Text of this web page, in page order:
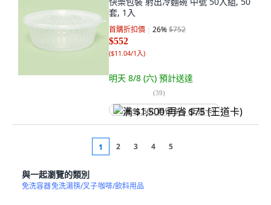
套, 1入
首購折扣價 26%$752
$552
($11.04/1入)
明天 8/8 (六) 預計送達
(39)
满 $1,500 再省 $75 (王道卡)
1 2 3 4 5
與一起瀏覽的類別
免洗容器免洗湯筷/叉子咖啡/飲料用品